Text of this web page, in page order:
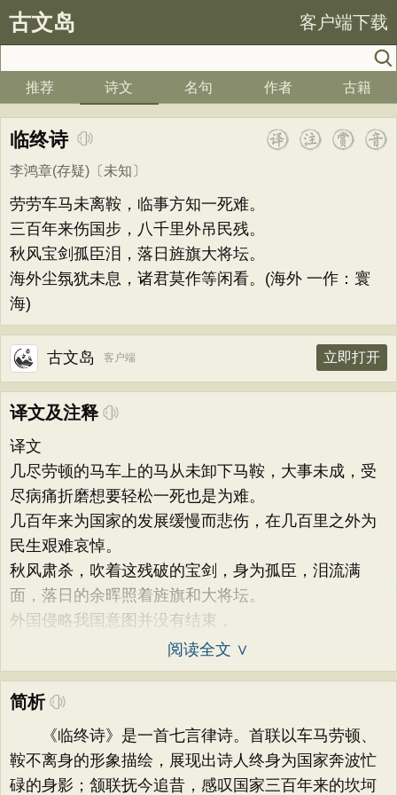
古文岛 客户端下载
推荐 诗文 名句 作者 古籍
临终诗
李鸿章(存疑) 〔未知〕
劳劳车马未离鞍，临事方知一死难。
三百年来伤国步，八千里外吊民残。
秋风宝剑孤臣泪，落日旌旗大将坛。
海外尘氛犹未息，诸君莫作等闲看。(海外 一作：寰
海)
古文岛 客户端 立即打开
译文及注释
译文
几尽劳顿的马车上的马从未卸下马鞍，大事未成，受
尽病痛折磨想要轻松一死也是为难。
几百年来为国家的发展缓慢而悲伤，在几百里之外为
民生艰难哀悼。
秋风肃杀，吹着这残破的宝剑，身为孤臣，泪流满
面，落日的余晖照着旌旗和大将坛。
外国侵略我国意图并没有结束，
阅读全文 ∨
简析
《临终诗》是一首七言律诗。首联以车马劳顿、
鞍不离身的形象描绘，展现出诗人终身为国家奔波忙
碌的身影；颔联抚今追昔，感叹国家三百年来的坎坷